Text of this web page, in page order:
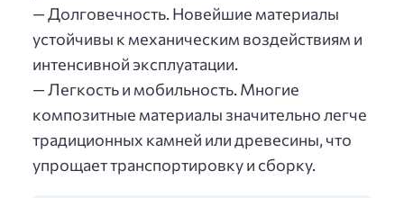
— Долговечность. Новейшие материалы
устойчивы к механическим воздействиям и
интенсивной эксплуатации.
— Легкость и мобильность. Многие
композитные материалы значительно легче
традиционных камней или древесины, что
упрощает транспортировку и сборку.